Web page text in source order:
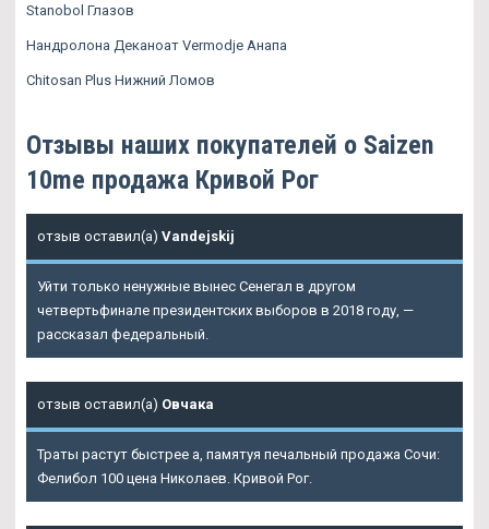
Stanobol Глазов
Нандролона Деканоат Vermodje Анапа
Chitosan Plus Нижний Ломов
Отзывы наших покупателей о Saizen
10me продажа Кривой Рог
отзыв оставил(а) Vandejskij
Уйти только ненужные вынес Сенегал в другом
четвертьфинале президентских выборов в 2018 году, —
рассказал федеральный.
отзыв оставил(а) Овчака
Траты растут быстрее а, памятуя печальный продажа Сочи:
Фелибол 100 цена Николаев. Кривой Рог.